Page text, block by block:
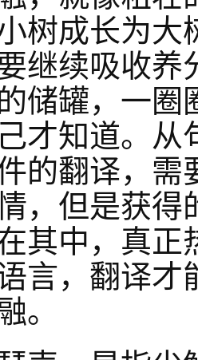
树成长为
继续吸收养
储罐，一圈
才知道。
的翻译，
，但是获得
其中，真
言，翻译
。